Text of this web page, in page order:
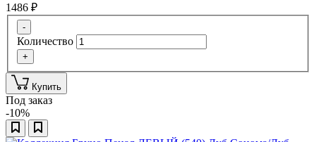
1486 ₽
-
Количество
+
Купить
Под заказ
-10%